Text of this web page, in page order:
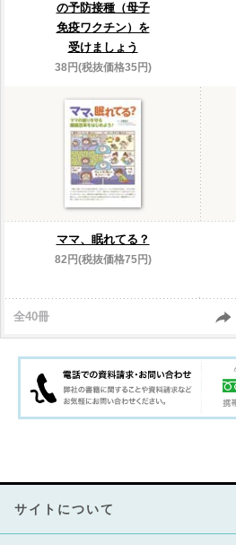
の予防接種（母子
免疫ワクチン）を
受けましょう
38円(税抜価格35円)
ママ、眠れてる？
82円(税抜価格75円)
全40冊
サイトについて